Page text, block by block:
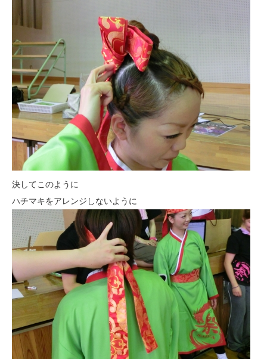
決してこのように
ハチマキをアレンジしないように